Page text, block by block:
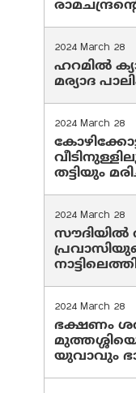
2024 March 28
ഹറമില്‍
മര്യാദ
2024 March 28
തട്ടിയും
2024 March 28
സൗദിയില്‍
2024 March 28
ഭക്ഷണം
മുത്തശ്ശിയെ
യുവാവും